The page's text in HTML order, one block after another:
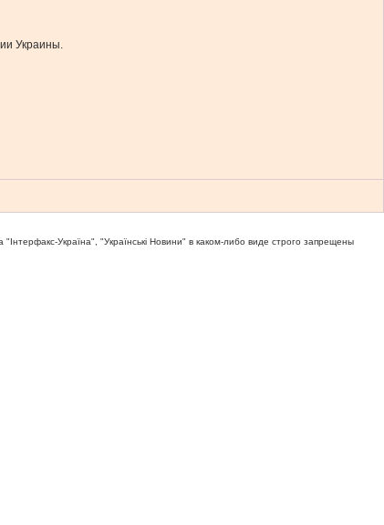
Украины.
Україна", "Українськi Новини" в каком-либо виде строго запрещены